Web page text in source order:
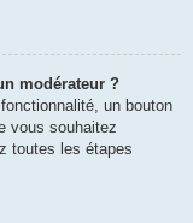
modérateur ?
un bouton
vous souhaitez
toutes les étapes